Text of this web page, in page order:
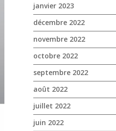
janvier 2023
décembre 2022
novembre 2022
octobre 2022
septembre 2022
août 2022
juillet 2022
juin 2022